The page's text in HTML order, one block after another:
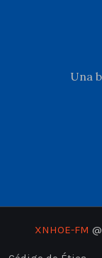
Una
XNHOE-FM